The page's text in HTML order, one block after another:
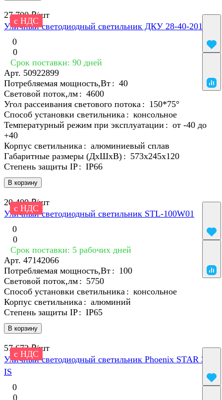
с НДС
27 700 ₽/шт
Уличный светодиодный светильник ДКУ 28-40-201 M
0
0
Срок поставки: 90 дней
Арт. 50922899
В корзину
Потребляемая мощность,Вт : 40
Световой поток,лм : 4600
Угол рассеивания светового потока : 150*75°
Способ установки светильника : консольное
Температурный режим при эксплуатации : от -40 до
+40
Корпус светильника : алюминиевый сплав
Габаритные размеры (ДхШхВ) : 573х245х120
Степень защиты IP : IP66
с НДС
20 400 ₽/шт
Уличный светодиодный светильник STL-100W01
0
0
Срок поставки: 5 рабочих дней
Арт. 47142066
В корзину
Потребляемая мощность,Вт : 100
Световой поток,лм : 5750
Способ установки светильника : консольное
Корпус светильника : алюминий
Степень защиты IP : IP65
с НДС
57 672 ₽/шт
Уличный светодиодный светильник Phoenix STAR 360
IS
0
0